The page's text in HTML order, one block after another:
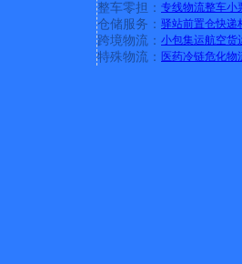
整车零担： 专线物流整车小
仓储服务： 驿站前置仓快递
跨境物流： 小包集运航空货
特殊物流： 医药冷链危化物
驻地 无棣县
县马山子镇
王镇政府驻
政府驻地